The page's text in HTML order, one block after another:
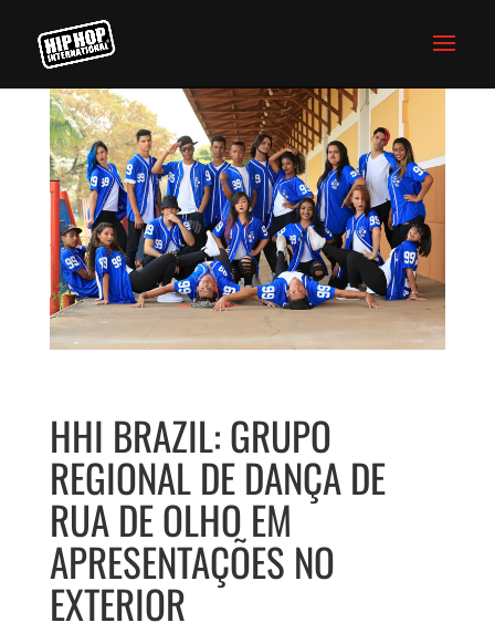
HHI BRAZIL: GRUPO
REGIONAL DE DANÇA DE
RUA DE OLHO EM
APRESENTAÇÕES NO
EXTERIOR